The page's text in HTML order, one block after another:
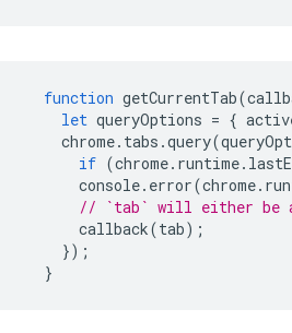
function getCurrentTab(
let queryOptions = {
chrome. tabs .query(
if (chrome. runtime.
console. error(chrome.
// `tab` will either be a
callback(tab);
});
}